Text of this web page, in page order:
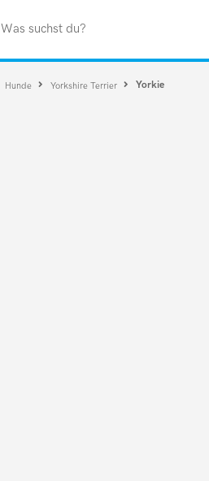
Was suchst du?
Hunde Yorkshire Terrier
Yorkie